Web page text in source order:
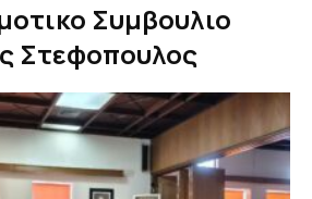
Συμβουλιο
Στεφοπουλος